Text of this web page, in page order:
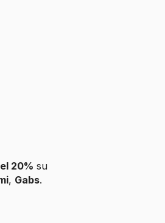
20% su
, Gabs.